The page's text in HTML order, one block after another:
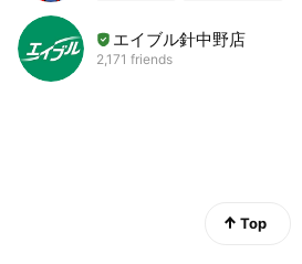
エイブル針中野店
2,171 friends
Top